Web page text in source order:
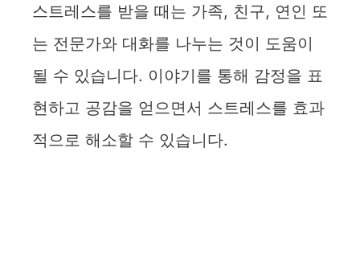
스트레스를 받을 때는 가족, 친구, 연인 또
는 전문가와 대화를 나누는 것이 도움이
될 수 있습니다. 이야기를 통해 감정을 표
현하고 공감을 얻으면서 스트레스를 효과
적으로 해소할 수 있습니다.